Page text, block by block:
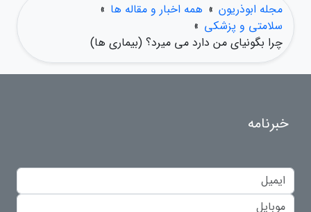
مجله ابوذریون » همه اخبار و مقاله ها »
سلامتی و پزشکی »
چرا بگونیای من دارد می میرد؟ (بیماری ها)
خبرنامه